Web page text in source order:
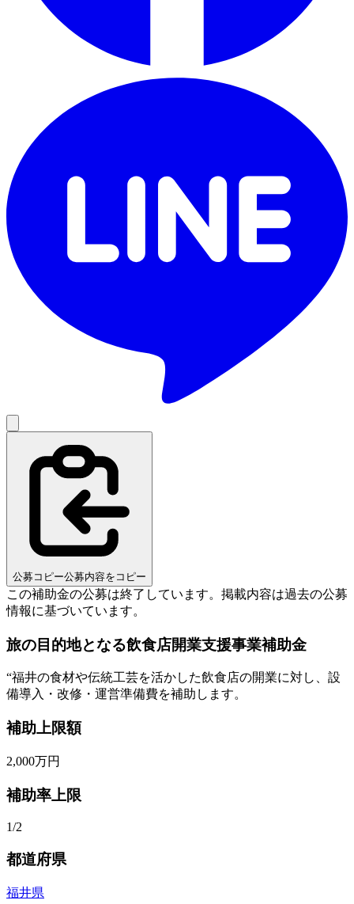
公募コピー公募内容をコピー
この補助金の公募は終了しています。 掲載内容は過去の公募
情報に基づいています。
旅の目的地となる飲食店開業支援事業補助金
“福井の食材や伝統工芸を活かした飲食店の開業に対し、設
備導入・改修・運営準備費を補助します。
補助上限額
2,000万円
補助率上限
1/2
都道府県
福井県